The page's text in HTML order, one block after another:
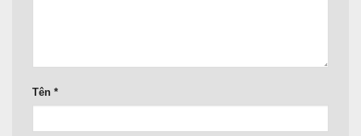
Tên *